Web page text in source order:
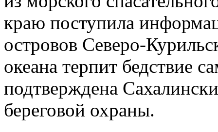
краю поступила
островов Северо-
океана терпит бедствие
подтверждена
береговой охраны.